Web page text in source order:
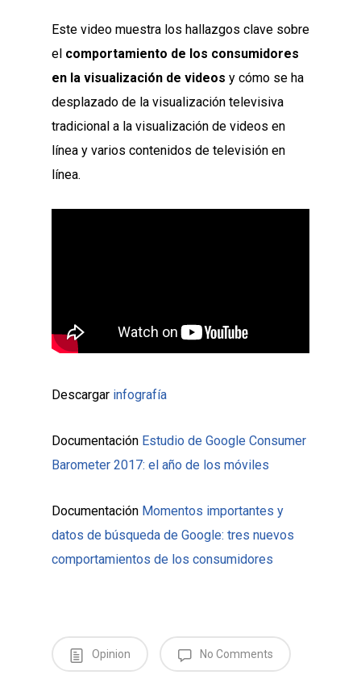
Este video muestra los hallazgos clave sobre
el comportamiento de los consumidores
en la visualización de videos y cómo se ha
desplazado de la visualización televisiva
tradicional a la visualización de videos en
línea y varios contenidos de televisión en
línea.
Descargar infografía
Documentación Estudio de Google Consumer
Barometer 2017: el año de los móviles
Documentación Momentos importantes y
datos de búsqueda de Google: tres nuevos
comportamientos de los consumidores
Opinion No Comments